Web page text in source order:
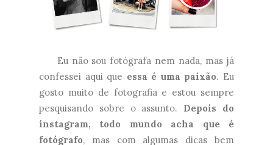
Eu não sou fotógrafa nem nada, mas já
confessei aqui que essa é uma paixão. Eu
gosto muito de fotografia e estou sempre
pesquisando sobre o assunto. Depois do
instagram, todo mundo acha que é
fotógrafo, mas com algumas dicas bem